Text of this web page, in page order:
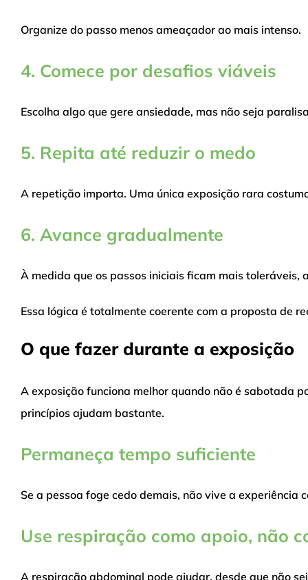
Organize do passo menos ameaçador ao mais intenso.
4. Comece por desafios viáveis
Escolha algo que gere ansiedade, mas não seja
5. Repita até reduzir o medo
A repetição importa. Uma única exposição rara
6. Avance gradualmente
À medida que os passos iniciais ficam mais toleráveis,
Essa lógica é totalmente coerente com a proposta de
O que fazer durante a exposição
A exposição funciona melhor quando não é sabotada
princípios ajudam bastante.
Permaneça tempo suficiente
Se a pessoa foge cedo demais, não vive a
Use respiração como apoio, não
A respiração abdominal pode ajudar, desde que não